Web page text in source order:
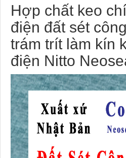
Hợp chất keo
điện đất sét
trám trít làm kín
điện Nitto